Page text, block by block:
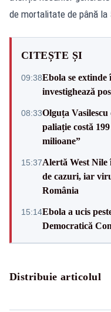
de mortalitate de până la
CITEȘTE ȘI
09:38Ebola se
investighează
08:33Olguța
paliație costă
milioane”
15:37Alertă West Nile
de cazuri, iar
România
15:14Ebola a ucis
Democratică
Distribuie articolul